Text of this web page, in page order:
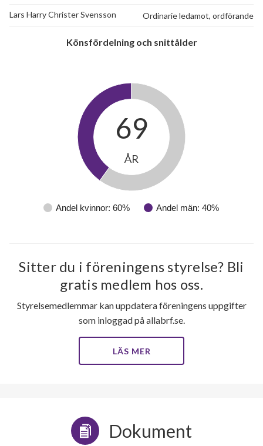
Lars Harry Christer Svensson Ordinarie ledamot, ordförande
Könsfördelning och snittålder
Andel kvinnor: 60% Andel män: 40%
69
ÅR
Sitter du i föreningens styrelse? Bli
gratis medlem hos oss.
Styrelsemedlemmar kan uppdatera föreningens uppgifter
som inloggad på allabrf.se.
LÄS MER
Dokument